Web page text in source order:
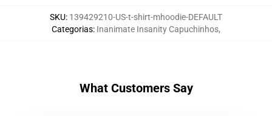
SKU: 139429210-US-t-shirt-mhoodie-DEFAULT
Categorias: Inanimate Insanity Capuchinhos,
What Customers Say